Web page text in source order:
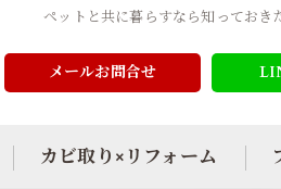
ペットと共に暮らすなら知っておき
メールお問合せ
カビ取り×リフォーム